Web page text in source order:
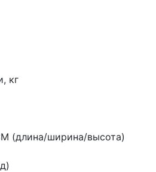
кг
(длина/ширина/высота)